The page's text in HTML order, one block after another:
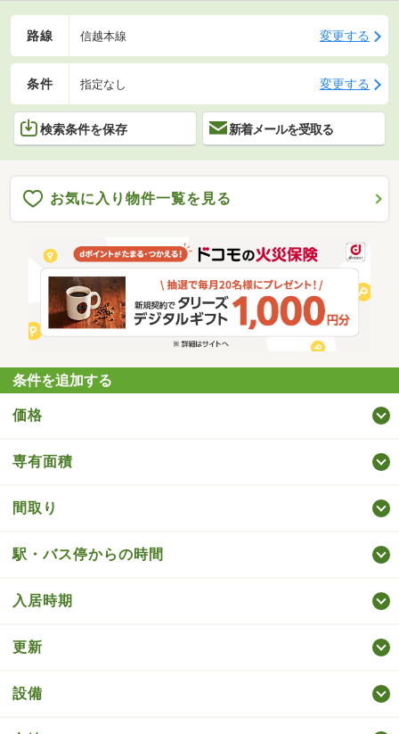
路線 信越本線 変更する
条件 指定なし 変更する
検索条件を保存 新着メールを受取る
お気に入り物件一覧を見る
条件を追加する
価格
専有面積
間取り
駅・バス停からの時間
入居時期
更新
設備